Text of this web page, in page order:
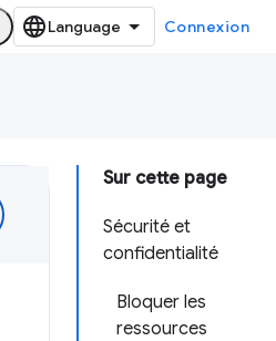
Connexion
Sur cette page
Sécurité et
confidentialité
Bloquer les
ressources